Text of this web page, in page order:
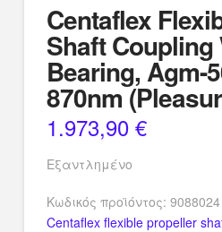
Centaflex
Shaft
Bearing, Agm-
870nm
1.973,90 €
Εξαντλημένο
Κωδικός προϊόντος: 9088024
Centaflex flexible propeller